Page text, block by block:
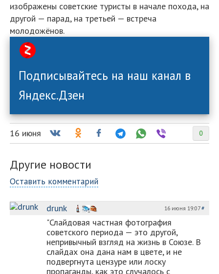
изображены советские туристы в начале похода, на
другой — парад, на третьей — встреча
молодожёнов.
Подписывайтесь на наш канал в
Яндекс.Дзен
0
16 июня
Другие новости
Оставить комментарий
drunk 16 июня 19:07#
"Слайдовая частная фотография
советского периода — это другой,
непривычный взгляд на жизнь в Союзе. В
слайдах она дана нам в цвете, и не
подвергнута цензуре или лоску
пропаганды, как это случалось с